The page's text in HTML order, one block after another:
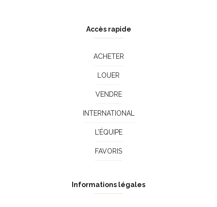
Accès rapide
ACHETER
LOUER
VENDRE
INTERNATIONAL
L’ÉQUIPE
FAVORIS
Informations légales